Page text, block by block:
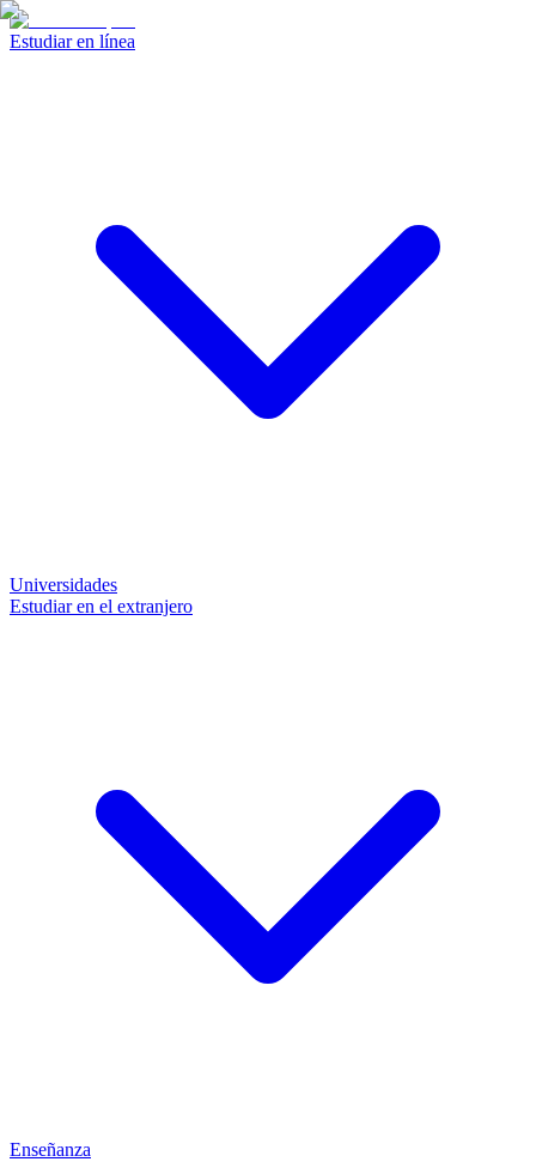
Estudiar en línea
Universidades
Estudiar en el extranjero
Enseñanza